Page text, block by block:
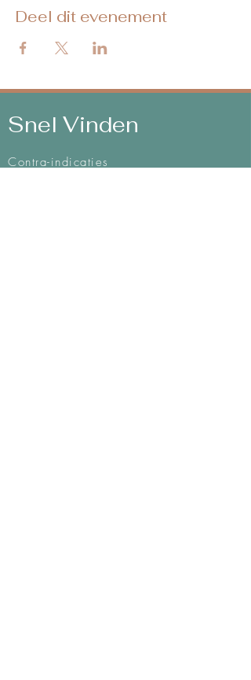
Deel dit evenement
Snel Vinden
Contra-indicaties